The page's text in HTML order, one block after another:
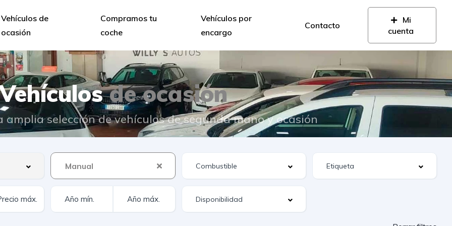
Vehículos de
ocasión
Compramos tu
coche
Vehículos por
encargo
Contacto
Mi
cuenta
de ocasión
amplia selección de vehículos de segunda mano y ocasión
Manual